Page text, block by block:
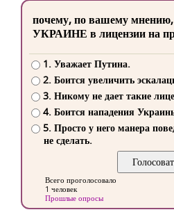
почему, по вашему
УКРАИНЕ в лицензии на
1. Уважает Путина.
2. Боится увеличить
3. Никому не дает такие
4. Боится нападения
5. Просто у него манера
не сделать.
Всего проголосовало
1 человек
Прошлые опросы